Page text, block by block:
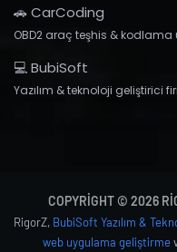
🚗 CarCoding
OBD2 araç teşhis &
💻 BubiSoft
Yazılım & teknoloji geliştirici
COPYRIGHT © 2026
RigorZ, BubiSoft Yazılım &
web uygulama geliştirme